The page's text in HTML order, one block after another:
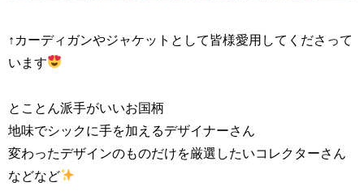
↑カーディガンやジャケットとして皆様愛用してくださって
います
とことん派手がいいお国柄
地味でシックに手を加えるデザイナーさん
変わったデザインのものだけを厳選したいコレクターさん
などなど